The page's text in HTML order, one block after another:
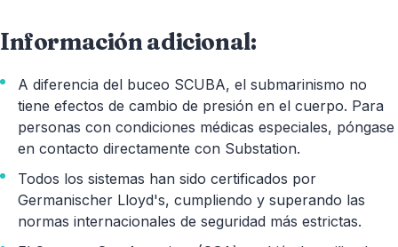
Información adicional:
A diferencia del buceo SCUBA, el submarinismo no
tiene efectos de cambio de presión en el cuerpo. Para
personas con condiciones médicas especiales, póngase
en contacto directamente con Substation.
Todos los sistemas han sido certificados por
Germanischer Lloyd's, cumpliendo y superando las
normas internacionales de seguridad más estrictas.